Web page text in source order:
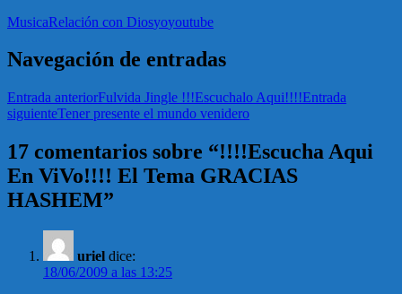
MusicaRelación con Diosyoyoutube
Navegación de entradas
Entrada anteriorFulvida Jingle !!!Escuchalo Aqui!!!!Entrada
siguienteTener presente el mundo venidero
17 comentarios sobre “!!!!Escucha Aqui
En ViVo!!!! El Tema GRACIAS
HASHEM”
uriel dice:
18/06/2009 a las 13:25